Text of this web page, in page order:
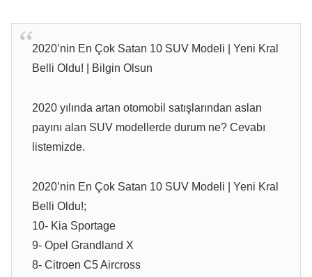
2020’nin En Çok Satan 10 SUV Modeli | Yeni Kral
Belli Oldu! | Bilgin Olsun
2020 yılında artan otomobil satışlarından aslan
payını alan SUV modellerde durum ne? Cevabı
listemizde.
2020’nin En Çok Satan 10 SUV Modeli | Yeni Kral
Belli Oldu!;
10- Kia Sportage
9- Opel Grandland X
8- Citroen C5 Aircross